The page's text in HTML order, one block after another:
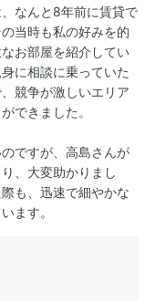
なんと8年前に賃貸で
当時も私の好みを的
お部屋を紹介してい
に相談に乗っていた
競争が激しいエリア
できました。
ですが、高島さんが
、大変助かりまし
も、迅速で細やかな
ます。